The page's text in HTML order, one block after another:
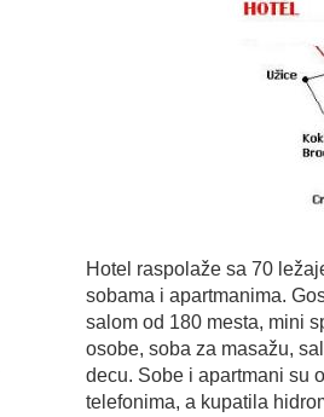
Hotel raspolaže sa 70
sobama i apartmanima.
salom od 180 mesta, mini
osobe, soba za masažu,
decu. Sobe i apartmani su
telefonima, a kupatila